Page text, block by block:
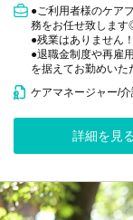
●ご利用者様のケア
務をお任せ致しま
●残業はありません
●退職金制度や再雇
を据えてお勤めいた
ケアマネージャー/
詳細を見